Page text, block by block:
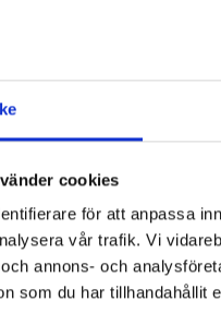
cookies
för att anpassa
vår trafik. Vi
annons- och
som du har
sin roll som vice vd och
som vd på Nordisk
som strategiska uppdrag
och ledarskap